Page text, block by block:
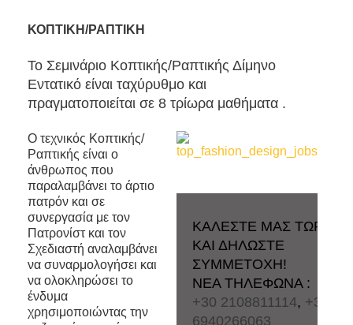
ΚΟΠΤΙΚΗ/ΡΑΠΤΙΚΗ
Το Σεμινάριο Κοπτικής/Ραπτικής Δίμηνο
Εντατικό είναι ταχύρυθμο και
πραγματοποιείται σε 8 τρίωρα μαθήματα .
O τεχνικός Κοπτικής/
Ραπτικής είναι ο
άνθρωπος που
παραλαμβάνει το άρτιο
πατρόν και σε
συνεργασία με τον
Πατρονίστ και τον
Σχεδιαστή αναλαμβάνει
να συναρμολογήσει και
να ολοκληρώσει το
ένδυμα
χρησιμοποιώντας την
ΚΑΛΕΣΤΕ ΜΑΣ ΤΩΡΑ
ΚΑΙ ΔΗΛΩΣΤΕ
ΣΥΜΜΕΤΟΧΗ!
ΝΕΑ ΤΗΛΕΦΩΝΑ :
+30 2108811114, +30
6940266063